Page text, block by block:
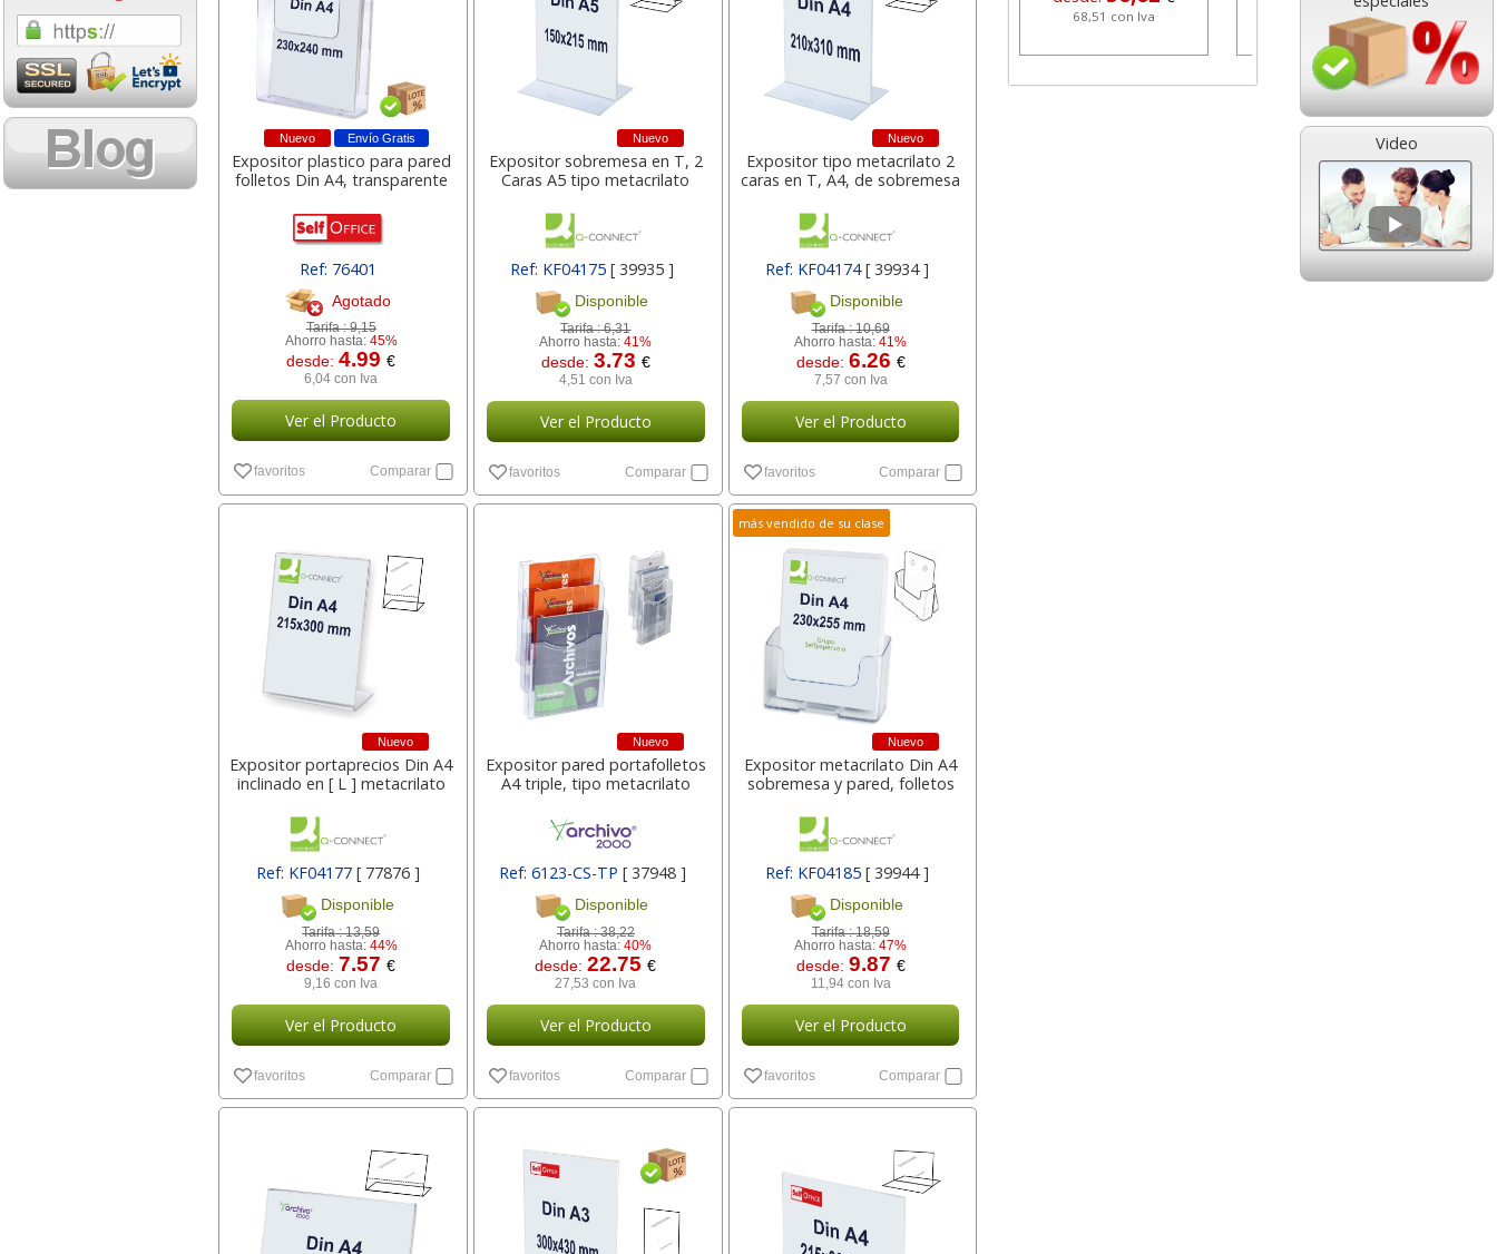
Video
Envío Gratis
Nuevo
Expositor plastico para pared
folletos Din A4, transparente
Ref: 76401
Agotado
Tarifa :9,15
Ahorro hasta: 45%
desde:4.99€
6,04 con Iva
Ver el Producto
favoritos Comparar
Nuevo
Expositor sobremesa en T, 2
Caras A5 tipo metacrilato
Ref: KF04175[ 39935 ]
Disponible
Tarifa :6,31
Ahorro hasta:41%
desde: 3.73 €
4,51 con Iva
Ver el Producto
favoritos Comparar
Nuevo
Expositor tipo metacrilato 2
caras en T, A4, de sobremesa
Ref: KF04174[ 39934 ]
Disponible
Tarifa :10,69
Ahorro hasta: 41%
desde: 6.26 €
7,57 con Iva
Ver el Producto
favoritos Comparar
Nuevo
Expositor portaprecios Din A4
inclinado en [ L ] metacrilato
Ref: KF04177 [ 77876 ]
Disponible
Tarifa :13,59
Ahorro hasta: 44%
desde: 7.57€
9,16 con Iva
Ver el Producto
favoritos Comparar
Nuevo
Expositor pared portafolletos
A4 triple, tipo metacrilato
Ref: 6123-CS-TP [ 37948 ]
Disponible
Tarifa :38,22
Ahorro hasta:40%
desde:22.75€
27,53 con Iva
Ver el Producto
favoritos Comparar
más vendido de su clase
Nuevo
Expositor metacrilato Din A4
sobremesa y pared, folletos
Ref: KF04185 [ 39944 ]
Disponible
Tarifa :18,59
Ahorro hasta: 47%
desde: 9.87 €
11,94 con Iva
Ver el Producto
favoritos Comparar
1,08 con Iva 17,99 con Iva 45,82 con Iva 68,51 con Iva 1,08 con Iva
Cartucho HP 304 - 302
Negro, original
€
17,99 con Iva
Cartucho HP 304XL -
45,82 con Iva
HP 950XL - Cartucho
para Officejet Pro 8600
desde:
68,51 con Iva
Goma de borrar
moldeable maleable
para carboncillo o
grafito
desde:
1,08 con Iva
Negro, original